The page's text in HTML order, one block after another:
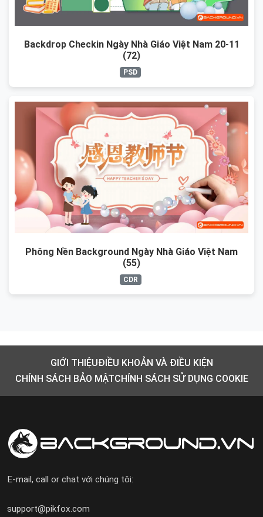
Backdrop Checkin Ngày Nhà Giáo Việt Nam 20-11
(72)
PSD
Phông Nền Background Ngày Nhà Giáo Việt Nam
(55)
CDR
GIỚI THIỆUĐIỀU KHOẢN VÀ ĐIỀU KIỆN
CHÍNH SÁCH BẢO MẬTCHÍNH SÁCH SỬ DỤNG COOKIE
E-mail, call or chat với chúng tôi:
support@pikfox.com